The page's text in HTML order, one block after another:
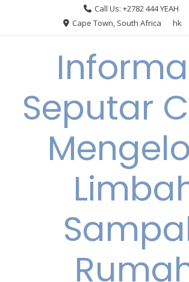
Call Us: +2782 444 YEAH
Cape Town, South Africa
hk
Seputar